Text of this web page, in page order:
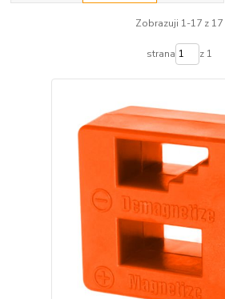
Zobrazuji 1-17 z 17
strana z 1